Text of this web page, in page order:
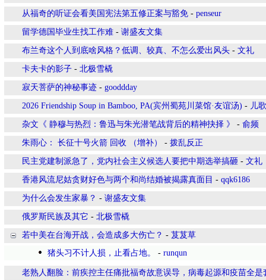
从福奇的听证会看美国宪法第五修正案与豁免 - penseur
留学德国毕业生找工作难 - 谢盛友文集
布兰奇这个人到底啥风格？低调、较真、不怎么爱出风头 - 文礼
卡夫卡的影子 - 北极雪橇
寂天菩萨的神秘事迹 - gooddday
2026 Friendship Soup in Bamboo, PA(宾州蜀苑川菜馆·友谊汤) - 儿
杂文《 静穆与热烈：鲁迅与朱光潜笔战背后的精神抉择 》 - 俞频
朱雨心： 长征十号火箭 回收 （增补） - 拨乱反正
民主党建制派急了，党内社会主义候选人要把中期选举搞砸 - 文礼
香港风流尼姑贪财好色与两个和尚结婚被揭露真面目 - qqk6186
为什么会发生家暴？ - 谢盛友文集
俄罗斯民族及其它 - 北极雪橇
若中美在台海开战，会造成多大伤亡？ - 芨芨草
猪头习不计人损，止看占地。
- runqun
老熟人翻脸：前疾控主任痛批福奇故意误导，病毒起源和疫苗全是